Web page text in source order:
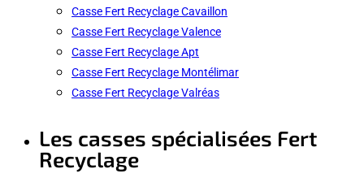
Casse Fert Recyclage Cavaillon
Casse Fert Recyclage Valence
Casse Fert Recyclage Apt
Casse Fert Recyclage Montélimar
Casse Fert Recyclage Valréas
Les casses spécialisées Fert
Recyclage